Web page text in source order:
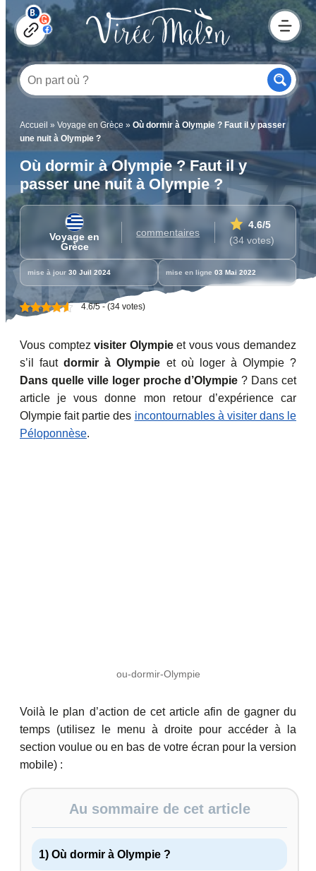
Accueil » Voyage en Grèce » Où dormir à Olympie ? Faut il y passer
une nuit à Olympie ?
Où dormir à Olympie ? Faut il y
passer une nuit à Olympie ?
Voyage en
Grèce
commentaires
4.6/5
(34 votes)
mise à jour 30 Juil 2024 mise en ligne 03 Mai 2022
4.6/5 - (34 votes)
Vous comptezvisiter Olympieet vous vous demandez
s’il fautdormir à Olympie et où loger à Olympie ?
Dans quelle ville loger proche d’Olympie ? Dans cet
article je vous donne mon retour d’expérience car
Olympie fait partie des incontournables à visiter dans le
Péloponnèse.
ou-dormir-Olympie
Voilà le plan d’action de cet article afin de gagner du
temps (utilisez le menu à droite pour accéder à la
section voulue ou en bas de votre écran pour la version
mobile) :
Au sommaire de cet article
1) Où dormir à Olympie ?